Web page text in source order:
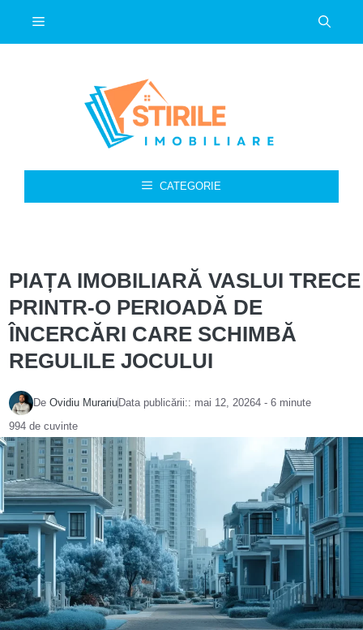
Meniu
CATEGORIE
PIAȚA IMOBILIARĂ VASLUI TRECE
PRINTR-O PERIOADĂ DE
ÎNCERCĂRI CARE SCHIMBĂ
REGULILE JOCULUI
De Ovidiu Murariu Data publicării:: mai 12, 20264 - 6 minute
994 de cuvinte